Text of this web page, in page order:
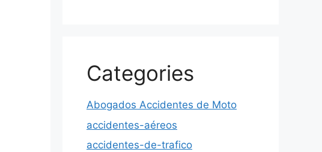
Categories
Abogados Accidentes de Moto
accidentes-aéreos
accidentes-de-trafico